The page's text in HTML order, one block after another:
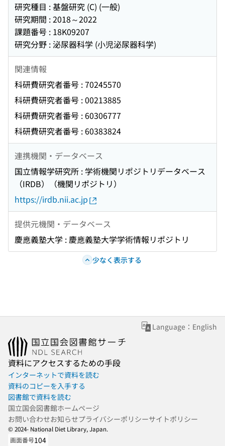
研究種目 : 基盤研究 (C) (一般)
研究期間 : 2018～2022
課題番号 : 18K09207
研究分野 : 泌尿器科学 (小児泌尿器科学)
関連情報
科研費研究者番号 : 70245570
科研費研究者番号 : 00213885
科研費研究者番号 : 60306777
科研費研究者番号 : 60383824
連携機関・データベース
国立情報学研究所 : 学術機関リポジトリデータベース
（IRDB）（機関リポジトリ）
https://irdb.nii.ac.jp
提供元機関・データベース
慶應義塾大学 : 慶應義塾大学学術情報リポジトリ
少なく表示する
Language：English
資料にアクセスするための手段
インターネットで資料を読む
資料のコピーを入手する
図書館で資料を読む
国立国会図書館ホームページ
お問い合わせお知らせプライバシーポリシーサイトポリシー
© 2024- National Diet Library, Japan.
画面番号104